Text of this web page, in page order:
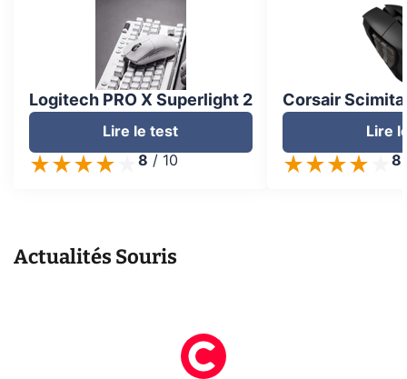
Logitech PRO X Superlight 2
Lire le test
8 / 10
Corsair
Lire
8
Actualités Souris